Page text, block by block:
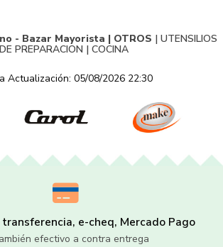
- Bazar Mayorista | OTROS | UTENSILIOS
DE PREPARACION | COCINA
Actualización: 05/08/2026 22:30
e-cheq, Mercado Pago
efectivo a contra entrega